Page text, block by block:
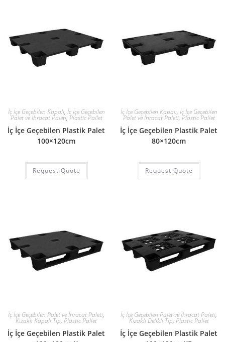
İç İçe Geçebilen Kapalı, İç İçe Geçebilen
Palet ve İhracat Paleti, Plastic Pallet
İç İçe Geçebilen Plastik Palet
100×120cm
Request Quote
İç İçe Geçebilen Kapalı, İç İçe Geçebilen
Palet ve İhracat Paleti, Plastic Pallet
İç İçe Geçebilen Plastik Palet
80×120cm
Request Quote
İç İçe Geçebilen Palet ve İhracat Paleti,
Kızaklı Kapalı Tip, Plastic Pallet
İç İçe Geçebilen Plastik Palet
İç İçe Geçebilen Palet ve İhracat Paleti,
Kızaklı Delikli Tip, Plastic Pallet
İç İçe Geçebilen Plastik Palet